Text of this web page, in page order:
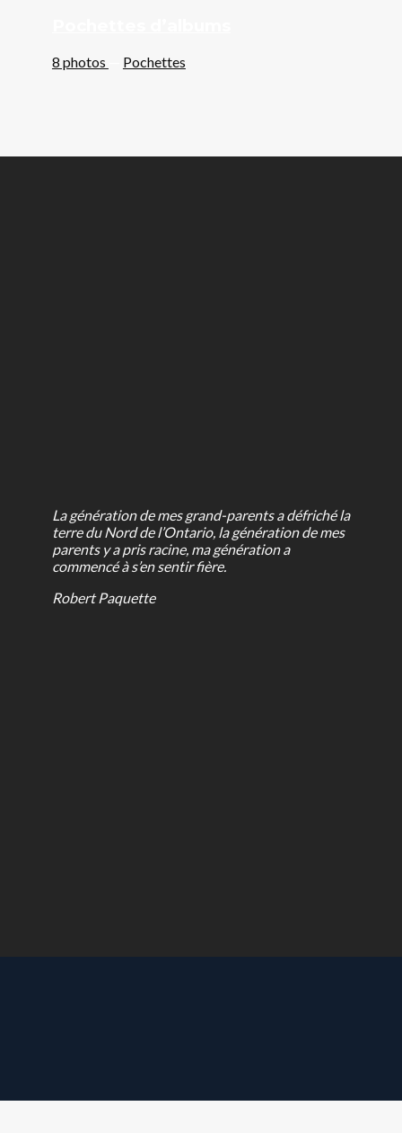
8 photos Pochettes
La génération de mes grand-parents a défriché la
terre du Nord de l’Ontario, la génération de mes
parents y a pris racine, ma génération a
commencé à s’en sentir fière.
Robert Paquette